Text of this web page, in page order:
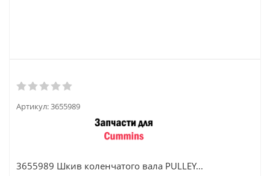
Артикул:3655989
3655989 Шкив коленчатого вала PULLEY...